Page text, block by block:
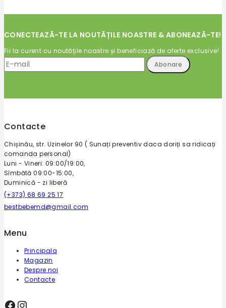
CONECTEAZĂ-TE LA NOUTĂȚILE NOASTRE & ABONEAZĂ-TE!
Fii la curent cu noutățile noastre și beneficiază de oferte exclusive!
Contacte
Chișinău, str. Uzinelor 90 ( Sunați preventiv daca doriți sa ridicați
comanda personal)
Luni - Vineri: 09:00/19:00,
Sîmbătă 09:00-15:00,
Duminică - zi liberă
(+373) 68 69 25 17
bestbebemd@gmail.com
Menu
Principala
Magazin
Despre noi
Contacte